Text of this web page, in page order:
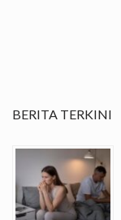
BERITA TERKINI